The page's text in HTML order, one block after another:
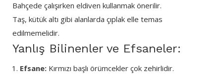
Bahçede çalışırken eldiven kullanmak önerilir.
Taş, kütük altı gibi alanlarda çıplak elle temas
edilmemelidir.
Yanlış Bilinenler ve Efsaneler:
Efsane: Kırmızı başlı örümcekler çok zehirlidir.